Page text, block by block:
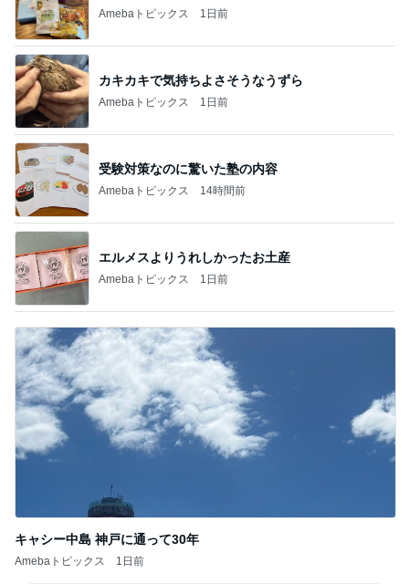
Amebaトピックス 1日前
カキカキで気持ちよさそうなうずら
Amebaトピックス 1日前
受験対策なのに驚いた塾の内容
Amebaトピックス 14時間前
エルメスよりうれしかったお土産
Amebaトピックス 1日前
キャシー中島 神戸に通って30年
Amebaトピックス 1日前